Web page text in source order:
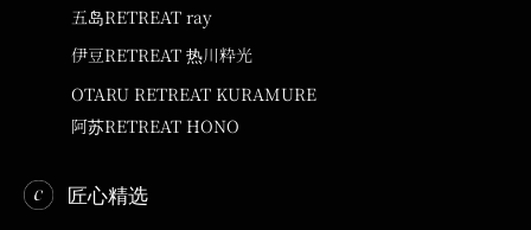
五岛RETREAT ray
伊豆RETREAT 热川粋光
OTARU RETREAT KURAMURE
阿苏RETREAT HONO
匠心精选